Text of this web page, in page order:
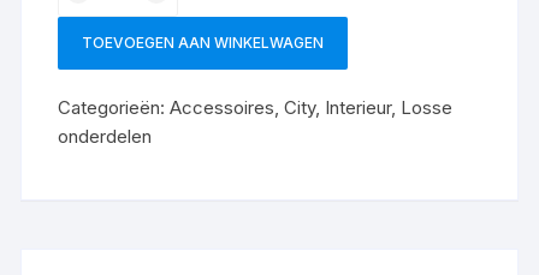
TOEVOEGEN AAN WINKELWAGEN
Categorieën:Accessoires ,City, Interieur, Losse
onderdelen